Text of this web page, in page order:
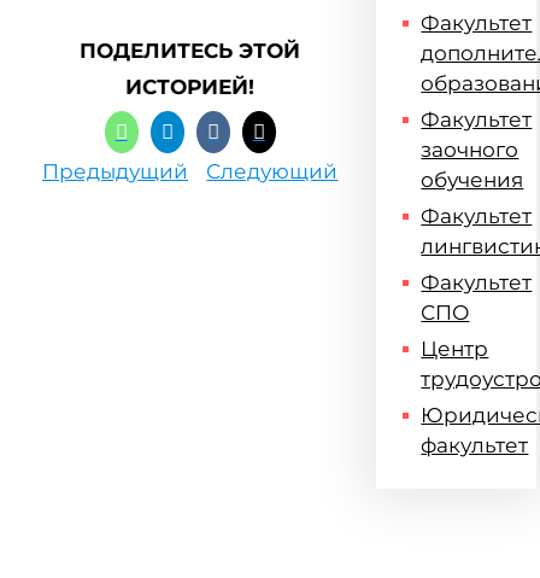
ПОДЕЛИТЕСЬ ЭТОЙ
ИСТОРИЕЙ!
Предыдущий Следующий
Факультет
Факультет
заочного
обучения
Факультет
Факультет
СПО
Центр
факультет